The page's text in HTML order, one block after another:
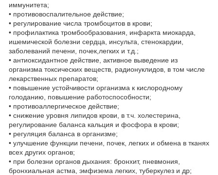
иммунитета;
• противовоспалительное действие;
• регулирование числа тромбоцитов в крови;
• профилактика тромбообразования, инфаркта миокарда,
ишемической болезни сердца, инсульта, стенокардии,
заболеваний печени, почек,легких и т.д.;
• антиоксидантное действие, активное выведение из
организма токсических веществ, радионуклидов, в том числе
лекарственных препаратов;
• повышение устойчивости организма к кислородному
голоданию, повышение работоспособности;
• противоаллергическое действие;
• снижение уровня липидов крови, в т.ч. холестерина,
регулирование баланса кальция и фосфора в крови;
• регуляция баланса в организме;
• улучшение функции печени, почек, легких и обмена в тканях
всех других органов;
• при болезни органов дыхания: бронхит, пневмония,
бронхиальная астма, эмфизема легких, туберкулез и др;